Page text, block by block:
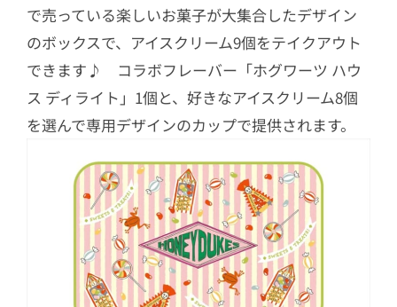
で売っている楽しいお菓子が大集合したデザイン
のボックスで、アイスクリーム9個をテイクアウト
できます♪ コラボフレーバー「ホグワーツ ハウ
ス ディライト」1個と、好きなアイスクリーム8個
を選んで専用デザインのカップで提供されます。